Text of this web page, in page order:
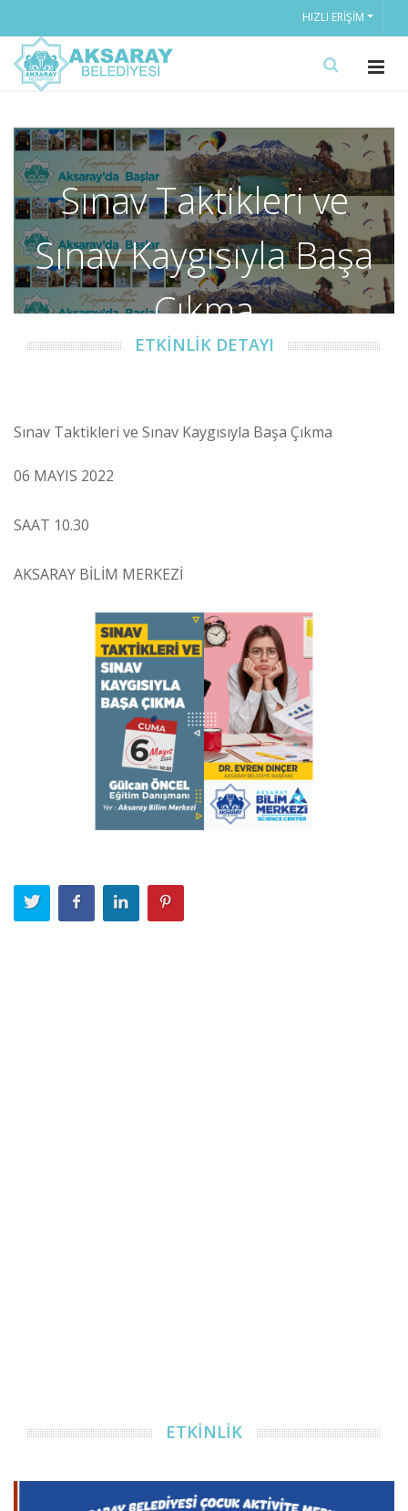
HIZLI ERIŞIM
Sınav Taktikleri ve
Sınav Kaygısıyla Başa
Çıkma
ETKİNLİK DETAYI
Sınav Taktikleri ve Sınav Kaygısıyla Başa Çıkma
06 MAYIS 2022
SAAT 10.30
AKSARAY BİLİM MERKEZİ
ETKİNLİK